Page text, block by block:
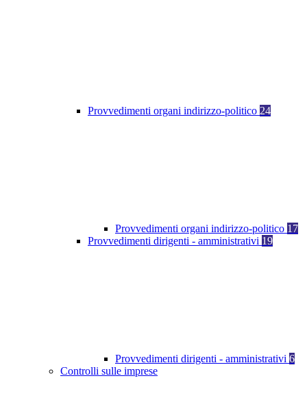
Provvedimenti organi indirizzo-politico 24
Provvedimenti organi indirizzo-politico 17
Provvedimenti dirigenti - amministrativi 19
Provvedimenti dirigenti - amministrativi 6
Controlli sulle imprese